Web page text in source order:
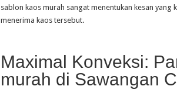
sablon kaos murah sangat menentukan kesan
menerima kaos tersebut.
Maximal Konveksi:
murah di Sawangan